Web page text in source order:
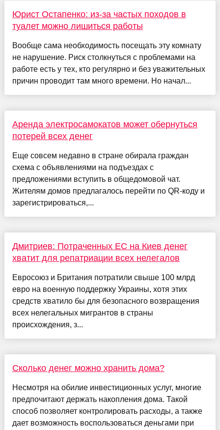
Юрист Остапенко: из-за частых походов в
туалет можно лишиться работы
Вообще сама необходимость посещать эту комнату
не нарушение. Риск столкнуться с проблемами на
работе есть у тех, кто регулярно и без уважительных
причин проводит там много времени. Но начал...
Аренда электросамокатов может обернуться
потерей всех денег
Еще совсем недавно в стране обирала граждан
схема с объявлениями на подъездах с
предложениями вступить в общедомовой чат.
Жителям домов предлагалось перейти по QR-коду и
зарегистрироваться,...
Дмитриев: Потраченных ЕС на Киев денег
хватит для репатриации всех нелегалов
Евросоюз и Британия потратили свыше 100 млрд
евро на военную поддержку Украины, хотя этих
средств хватило бы для безопасного возвращения
всех нелегальных мигрантов в страны
происхождения, з...
Сколько денег можно хранить дома?
Несмотря на обилие инвестиционных услуг, многие
предпочитают держать накопления дома. Такой
способ позволяет контролировать расходы, а также
дает возможность воспользоваться деньгами при